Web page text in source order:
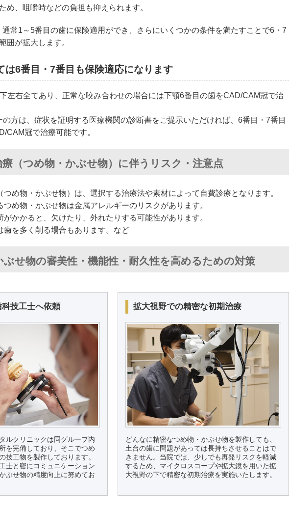
め、咀嚼時などの負担も抑えられます。
常1～5番目の歯に保険適用ができ、さらにいくつかの条件を満たすことで6・7
囲が拡大します。
は6番目・7番目も保険適応になります
左右全てあり、正常な咬み合わせの場合には下顎6番目の歯をCAD/CAM冠で治
の方は、症状を証明する医療機関の診断書をご提示いただければ、6番目・7番目
CAM冠で治療可能です。
療（つめ物・かぶせ物）に伴うリスク・注意点
つめ物・かぶせ物）は、選択する治療法や素材によって自費診療となります。
つめ物・かぶせ物は金属アレルギーのリスクがあります。
がかかると、欠けたり、外れたりする可能性があります。
歯を多く削る場合もあります。など
ぶせ物の審美性・機能性・耐久性を高めるための対策
技工士へ依頼
ルクリニックは同グループ内
を完備しており、そこでつめ
技工物を製作しております。
士と密にコミュニケーション
ぶせ物の精度向上に努めてお
拡大視野での精密な初期治療
どんなに精密なつめ物・かぶせ物を製作しても、
土台の歯に問題があっては長持ちさせることはで
きません。当院では、少しでも再発リスクを軽減
するため、マイクロスコープや拡大鏡を用いた拡
大視野の下で精密な初期治療を実施いたします。